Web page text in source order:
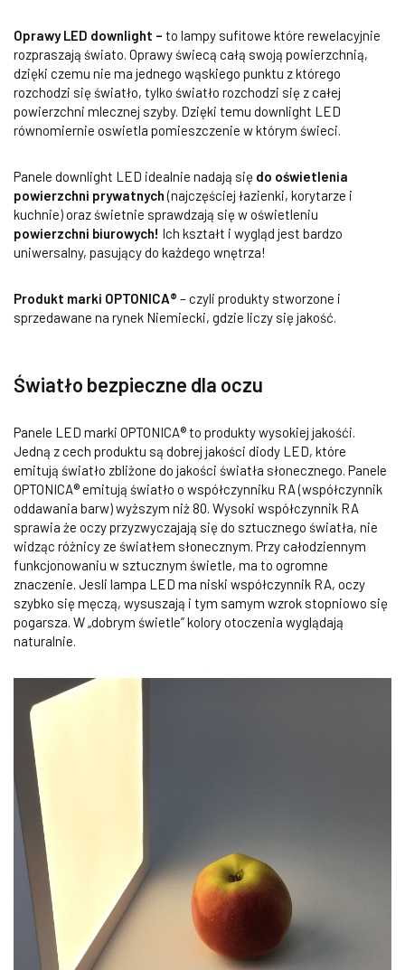
Oprawy LED downlight – to lampy sufitowe które rewelacyjnie
rozpraszają świato. Oprawy świecą całą swoją powierzchnią,
dzięki czemu nie ma jednego wąskiego punktu z którego
rozchodzi się światło, tylko światło rozchodzi się z całej
powierzchni mlecznej szyby. Dzięki temu downlight LED
równomiernie oswietla pomieszczenie w którym świeci.
Panele downlight LED idealnie nadają się do oświetlenia
powierzchni prywatnych(najczęściej łazienki, korytarze i
kuchnie) oraz świetnie sprawdzają się w oświetleniu
powierzchni biurowych! Ich kształt i wygląd jest bardzo
uniwersalny, pasujący do każdego wnętrza!
Produkt marki OPTONICA® – czyli produkty stworzone i
sprzedawane na rynek Niemiecki, gdzie liczy się jakość.
Światło bezpieczne dla oczu
Panele LED marki OPTONICA® to produkty wysokiej jakośći.
Jedną z cech produktu są dobrej jakości diody LED, które
emitują światło zbliżone do jakości światła słonecznego. Panele
OPTONICA® emitują światło o współczynniku RA (współczynnik
oddawania barw) wyższym niż 80. Wysoki współczynnik RA
sprawia że oczy przyzwyczajają się do sztucznego światła, nie
widząc różnicy ze światłem słonecznym. Przy całodziennym
funkcjonowaniu w sztucznym świetle, ma to ogromne
znaczenie. Jesli lampa LED ma niski współczynnik RA, oczy
szybko się męczą, wysuszają i tym samym wzrok stopniowo się
pogarsza. W „dobrym świetle” kolory otoczenia wyglądają
naturalnie.